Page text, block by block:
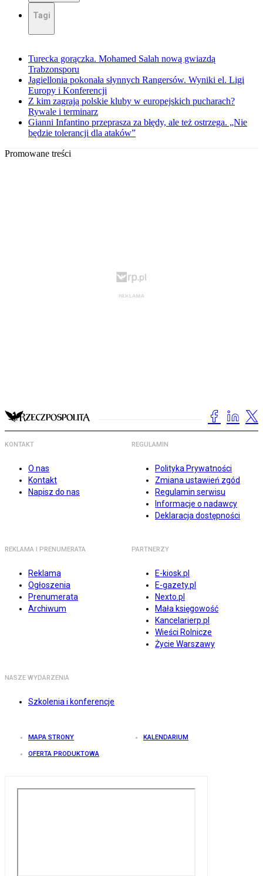
Tagi
Turecka gorączka. Mohamed Salah nową gwiazdą
Trabzonsporu
Jagiellonia pokonała słynnych Rangersów. Wyniki el. Ligi
Europy i Konferencji
Z kim zagrają polskie kluby w europejskich pucharach?
Rywale i terminarz
Gianni Infantino przeprasza za błędy, ale też ostrzega. „Nie
będzie tolerancji dla ataków”
Promowane treści
KONTAKT
O nas
Kontakt
Napisz do nas
REGULAMIN
Polityka Prywatności
Zmiana ustawień zgód
Regulamin serwisu
Informacje o nadawcy
Deklaracja dostępności
REKLAMA I PRENUMERATA
Reklama
Ogłoszenia
Prenumerata
Archiwum
PARTNERZY
E-kiosk.pl
E-gazety.pl
Nexto.pl
Mała księgowość
Kancelarierp.pl
Wieści Rolnicze
Życie Warszawy
NASZE WYDARZENIA
Szkolenia i konferencje
MAPA STRONY KALENDARIUM
OFERTA PRODUKTOWA